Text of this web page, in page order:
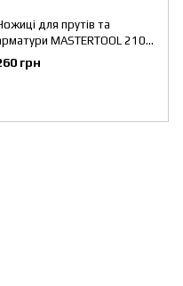
для прутів та
MASTERTOOL 210
Ø 4 мм T8/HRC53~60 01-
грн